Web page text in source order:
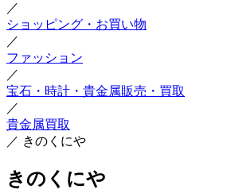
／
ショッピング・お買い物
／
ファッション
／
宝石・時計・貴金属販売・買取
／
貴金属買取
／ きのくにや
きのくにや